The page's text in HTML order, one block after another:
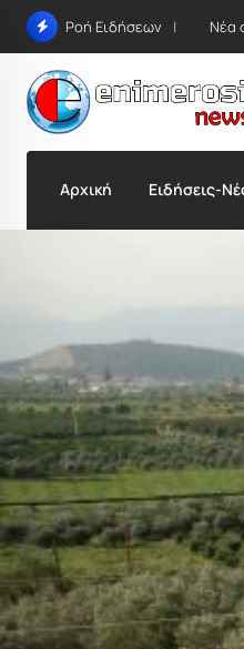
Skip
content
Ροή Ειδήσεων Νέα
Αρχική Ειδήσεις-